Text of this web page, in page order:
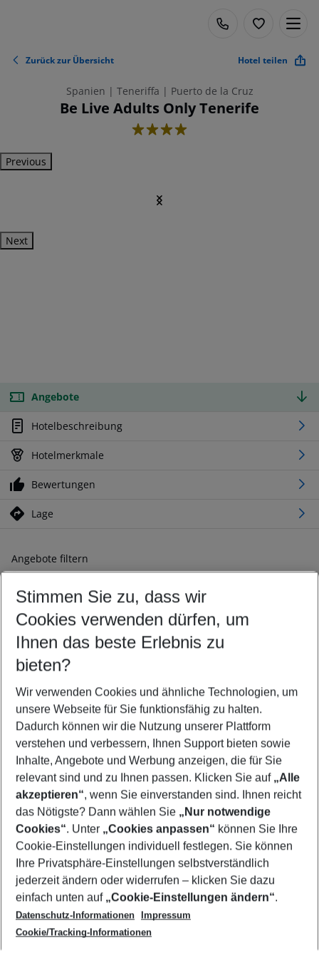
Zurück zur Übersicht Hotel teilen
Spanien | Teneriffa | Puerto de la Cruz
Be Live Adults Only Tenerife
4
Previous
Next
Angebote
Hotelbeschreibung
Hotelmerkmale
Bewertungen
Lage
Angebote filtern
Ändern Sie Ihre Kriterien nach Ihren Wünschen
Abflughafen wählen
Beliebiger Abflughafen
Reisezeitraum wählen
10.08.26– 08.08.27 5-8 Nächte
2 Erwachsene Keine Kinder
Mehr Filter anzeigen
Footer
Footer navigation
Über uns
AGB
Cookie-Einstellungen ändern
Cookie-Richtlinie
Datenschutz
Service & Hilfe
Barrierefreies Reisen
Check-in
Folgen Sie uns
Stimmen Sie zu, dass wir
Cookies verwenden dürfen, um
Ihnen das beste Erlebnis zu
bieten?
Wir verwenden Cookies und ähnliche Technologien, um
unsere Webseite für Sie funktionsfähig zu halten.
Dadurch können wir die Nutzung unserer Plattform
verstehen und verbessern, Ihnen Support bieten sowie
Inhalte, Angebote und Werbung anzeigen, die für Sie
relevant sind und zu Ihnen passen. Klicken Sie auf „Alle
akzeptieren“, wenn Sie einverstanden sind. Ihnen reicht
das Nötigste? Dann wählen Sie „Nur notwendige
Cookies“. Unter „Cookies anpassen“ können Sie Ihre
Cookie-Einstellungen individuell festlegen. Sie können
Ihre Privatsphäre-Einstellungen selbstverständlich
jederzeit ändern oder widerrufen – klicken Sie dazu
einfach unten auf „Cookie-Einstellungen ändern“.
Datenschutz-Informationen
Impressum
Cookie/Tracking-Informationen